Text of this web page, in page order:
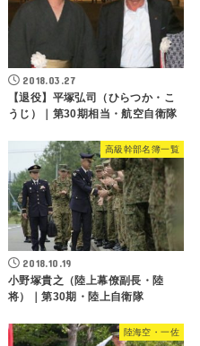
2018.03.27
【退役】平塚弘司（ひらつか・こ
うじ）｜第30期相当・航空自衛隊
高級幹部名簿一覧
2018.10.19
小野塚貴之（陸上幕僚副長・陸
将）｜第30期・陸上自衛隊
陸海空・一佐